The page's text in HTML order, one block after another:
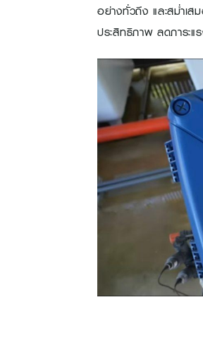
อย่างทั่วถึง และสม่ำเส
ประสิทธิภาพ ลดภาระแ